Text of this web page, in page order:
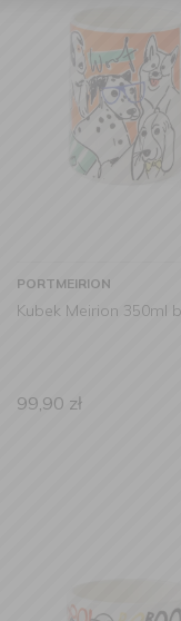
PORTMEIRION
Kubek Meirion 350ml
99,90 zł